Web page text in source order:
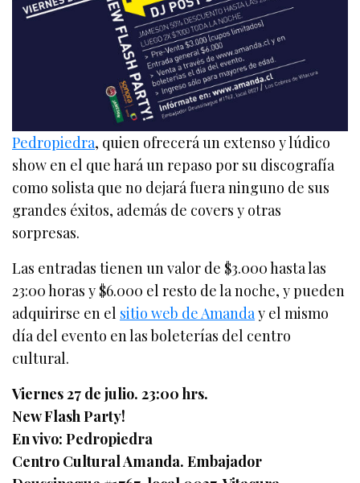
Pedropiedra, quien ofrecerá un extenso y lúdico
show en el que hará un repaso por su discografía
como solista que no dejará fuera ninguno de sus
grandes éxitos, además de covers y otras
sorpresas.
Las entradas tienen un valor de $3.000 hasta las
23:00 horas y $6.000 el resto de la noche, y pueden
adquirirse en el sitio web de Amanday el mismo
día del evento en las boleterías del centro
cultural.
Viernes 27 de julio. 23:00 hrs.
New Flash Party!
En vivo: Pedropiedra
Centro Cultural Amanda. Embajador